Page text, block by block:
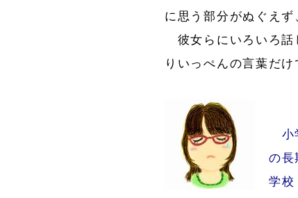
に思う部分がぬぐえず
彼女らにいろいろ話
りいっぺんの言葉だけ
小
の長
学校